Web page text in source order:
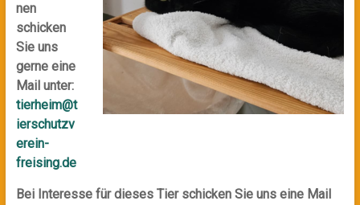
nen
schicken
Sie uns
gerne eine
Mail unter:
tierheim@t
ierschutzv
erein-
freising.de
Bei Interesse für dieses Tier schicken Sie uns eine Mail